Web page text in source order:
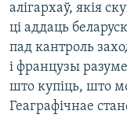
алігархаў, якія
ці аддаць
пад кантроль
і французы
што купіць, што
Геаграфічнае